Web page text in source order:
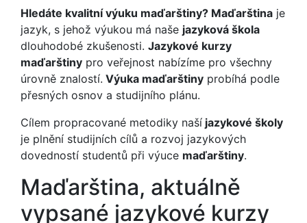
Hledáte kvalitní výuku maďarštiny? Maďarština je
jazyk, s jehož výukou má naše jazyková škola
dlouhodobé zkušenosti. Jazykové kurzy
maďarštiny pro veřejnost nabízíme pro všechny
úrovně znalostí. Výuka maďarštiny probíhá podle
přesných osnov a studijního plánu.
Cílem propracované metodiky naší jazykové školy
je plnění studijních cílů a rozvoj jazykových
dovedností studentů při výuce maďarštiny.
Maďarština, aktuálně
vypsané jazykové kurzy